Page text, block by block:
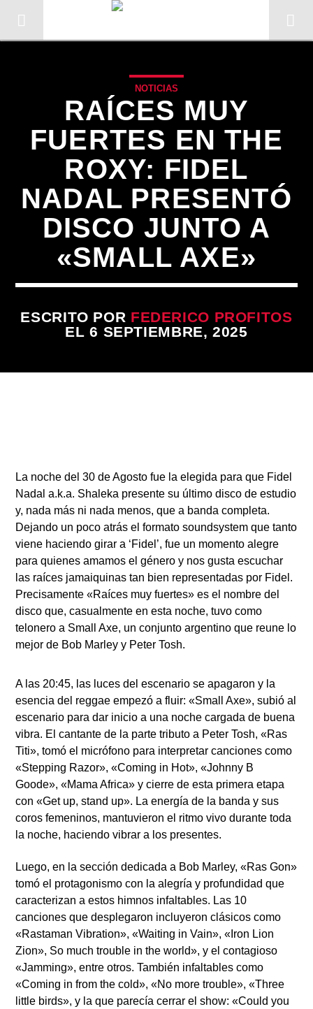
CANCIÓN ACTUAL
TÍTULO
NOTICIAS
RAÍCES MUY
FUERTES EN THE
ROXY: FIDEL
NADAL PRESENTÓ
DISCO JUNTO A
«SMALL AXE»
ESCRITO POR FEDERICO PROFITOS
EL 6 SEPTIEMBRE, 2025
La noche del 30 de Agosto fue la elegida para que Fidel
Nadal a.k.a. Shaleka presente su último disco de estudio
y, nada más ni nada menos, que a banda completa.
Dejando un poco atrás el formato soundsystem que tanto
viene haciendo girar a ‘Fidel’, fue un momento alegre
para quienes amamos el género y nos gusta escuchar
las raíces jamaiquinas tan bien representadas por Fidel.
Precisamente «Raíces muy fuertes» es el nombre del
disco que, casualmente en esta noche, tuvo como
telonero a Small Axe, un conjunto argentino que reune lo
mejor de Bob Marley y Peter Tosh.
A las 20:45, las luces del escenario se apagaron y la
esencia del reggae empezó a fluir:«Small Axe», subió al
escenario para dar inicio a una noche cargada de buena
vibra. El cantante de la parte tributo a Peter Tosh,«Ras
Titi», tomó el micrófono para interpretar canciones como
«Stepping Razor»,«Coming in Hot», «Johnny B
Goode», «Mama Africa» y cierre de esta primera etapa
con«Get up, stand up». La energía de la banda y sus
coros femeninos, mantuvieron el ritmo vivo durante toda
la noche, haciendo vibrar a los presentes.
Luego, en la sección dedicada a Bob Marley,«Ras Gon»
tomó el protagonismo con la alegría y profundidad que
caracterizan a estos himnos infaltables. Las 10
canciones que desplegaron incluyeron clásicos como
«Rastaman Vibration»,«Waiting in Vain»,«Iron Lion
Zion», So much trouble in the world», y el contagioso
«Jamming», entre otros. También infaltables como
«Coming in from the cold»,«No more trouble», «Three
little birds», y la que parecía cerrar el show:«Could you